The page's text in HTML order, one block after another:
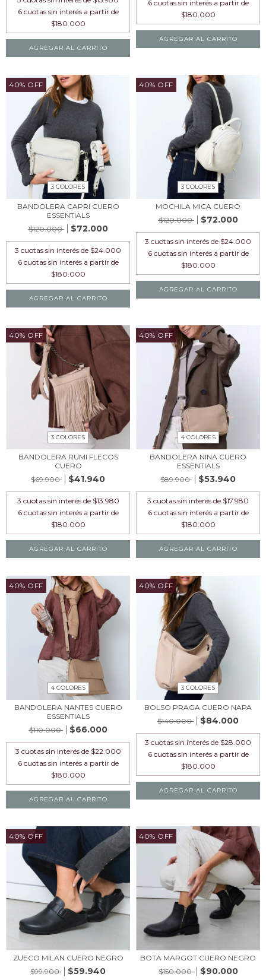
AGREGAR AL CARRITO
AGREGAR AL CARRITO
40% OFF
3 COLORES
BANDOLERA CAPRI CUERO
ESSENTIALS
$120.000
$72.000
3 cuotas sin interés de $24.000
AGREGAR AL CARRITO
40% OFF
3 COLORES
MOCHILA MICA CUERO
$120.000
$72.000
3 cuotas sin interés de $24.000
AGREGAR AL CARRITO
40% OFF
3 COLORES
BANDOLERA RUMI FLECOS
CUERO
$69.900
$41.940
3 cuotas sin interés de $13.980
AGREGAR AL CARRITO
40% OFF
4 COLORES
BANDOLERA NINA CUERO
ESSENTIALS
$89.900
$53.940
3 cuotas sin interés de $17.980
AGREGAR AL CARRITO
40% OFF
4 COLORES
BANDOLERA NANTES CUERO
ESSENTIALS
$110.000
$66.000
3 cuotas sin interés de $22.000
AGREGAR AL CARRITO
40% OFF
3 COLORES
BOLSO PRAGA CUERO NAPA
$140.000
$84.000
3 cuotas sin interés de $28.000
AGREGAR AL CARRITO
40% OFF
ZUECO MILAN CUERO NEGRO
$99.900
$59.940
40% OFF
BOTA MARGOT CUERO NEGRO
$150.000
$90.000